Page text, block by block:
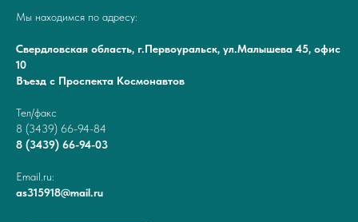
Мы находимся по адресу:
Свердловская область, г.Первоуральск, ул.Малышева 45, офис
10
Въезд с Проспекта Космонавтов
Тел/факс
8 (3439) 66-94-84
8 (3439) 66-94-03
Email.ru:
as315918@mail.ru